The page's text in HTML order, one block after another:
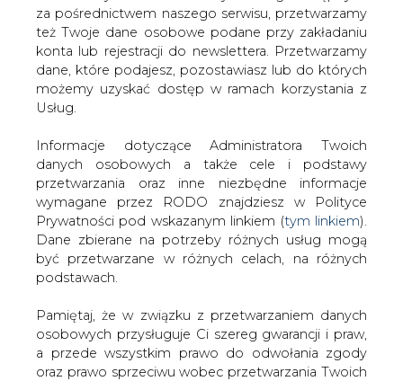
za pośrednictwem naszego serwisu, przetwarzamy
też Twoje dane osobowe podane przy zakładaniu
konta lub rejestracji do newslettera. Przetwarzamy
dane, które podajesz, pozostawiasz lub do których
możemy uzyskać dostęp w ramach korzystania z
Usług.
Informacje dotyczące Administratora Twoich
danych osobowych a także cele i podstawy
przetwarzania oraz inne niezbędne informacje
wymagane przez RODO znajdziesz w Polityce
Prywatności pod wskazanym linkiem (tym linkiem).
Dane zbierane na potrzeby różnych usług mogą
być przetwarzane w różnych celach, na różnych
podstawach.
Pamiętaj, że w związku z przetwarzaniem danych
osobowych przysługuje Ci szereg gwarancji i praw,
a przede wszystkim prawo do odwołania zgody
oraz prawo sprzeciwu wobec przetwarzania Twoich
Strona główna ATOM
Kontrowersje wokół projektu
Rosatomu w Finlandii
2015-07-17 00:00
skomentuj
udostępnij:
Kontrowersje wokół projektu
Rosatomu w Finlandii